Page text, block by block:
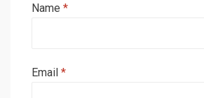
Name *
Email *